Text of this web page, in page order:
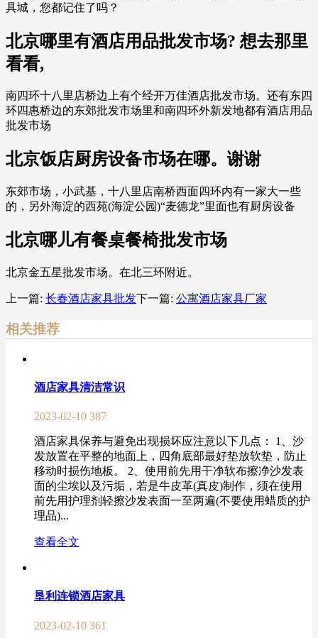
具城，您都记住了吗？
北京哪里有酒店用品批发市场? 想去那里
看看,
南四环十八里店桥边上有个经开万佳酒店批发市场。还有东四
环四惠桥边的东郊批发市场里和南四环外新发地都有酒店用品
批发市场
北京饭店厨房设备市场在哪。谢谢
东郊市场，小武基，十八里店南桥西面四环内有一家大一些
的，另外海淀的西苑(海淀公园)“麦德龙”里面也有厨房设备
北京哪儿有餐桌餐椅批发市场
北京金五星批发市场。在北三环附近。
上一篇: 长春酒店家具批发下一篇: 公寓酒店家具厂家
相关推荐
酒店家具清洁常识
2023-02-10 387
酒店家具保养与避免出现损坏应注意以下几点： 1、沙
发放置在平整的地面上，四角底部最好垫放软垫，防止
移动时损伤地板。 2、使用前先用干净软布擦净沙发表
面的尘埃以及污垢，若是牛皮革(真皮)制作，须在使用
前先用护理剂轻擦沙发表面一至两遍(不要使用蜡质的护
理品)...
查看全文
垦利连锁酒店家具
2023-02-10 361